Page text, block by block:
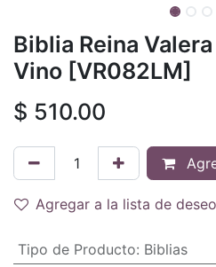
Biblia Reina
Vino [VR082LM]
$ 510.00
Agregar a la lista de
Tipo de Producto: Biblias